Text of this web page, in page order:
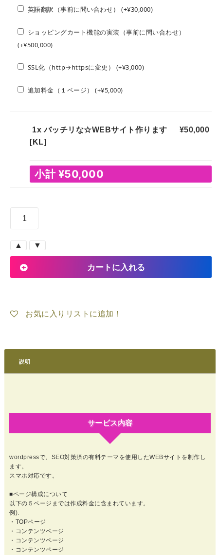
英語翻訳（事前に問い合わせ） (+¥30,000)
ショッピングカート機能の実装（事前に問い合わせ）
(+¥500,000)
SSL化（http→httpsに変更） (+¥3,000)
追加料金（１ページ） (+¥5,000)
1xバッチリな☆WEBサイト作ります
[KL]
¥50,000
小計¥50,000
ッ
サ
イ
作
ま
[KL]
個
カートに入れる
お気に入りリストに追加！
説明
サービス内容
wordpressで、SEO対策済の有料テーマを使用したWEBサイトを制作し
ます。
スマホ対応です。
■ページ構成について
以下の５ページまでは作成料金に含まれています。
例).
・TOPページ
・コンテンツページ
・コンテンツページ
・コンテンツページ